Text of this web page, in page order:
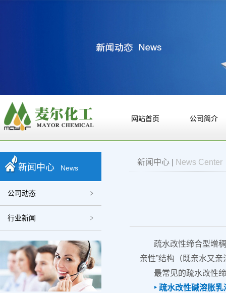
网站首页 公司简介
新闻中心 News
公司动态
行业新闻
新闻中心 News Center
疏水改性缔合型增
亲性”结构（既亲水又
最常见的疏水改性
‣ 疏水改性碱溶胀